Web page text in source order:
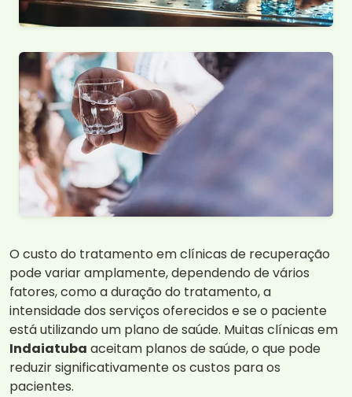
O custo do tratamento em clínicas de recuperação
pode variar amplamente, dependendo de vários
fatores, como a duração do tratamento, a
intensidade dos serviços oferecidos e se o paciente
está utilizando um plano de saúde. Muitas clínicas em
Indaiatuba aceitam planos de saúde, o que pode
reduzir significativamente os custos para os
pacientes.